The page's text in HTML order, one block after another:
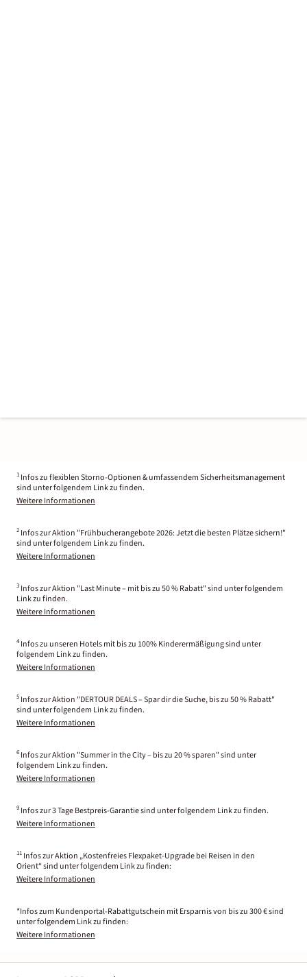
1 Infos zu flexiblen Storno-Optionen & umfassendem Sicherheitsmanagement
sind unter folgendem Link zu finden.
Weitere Informationen
2 Infos zur Aktion "Frühbucherangebote 2026: Jetzt die besten Plätze sichern!"
sind unter folgendem Link zu finden.
Weitere Informationen
3 Infos zur Aktion "Last Minute – mit bis zu 50 % Rabatt" sind unter folgendem
Link zu finden.
Weitere Informationen
4 Infos zu unseren Hotels mit bis zu 100% Kinderermäßigung sind unter
folgendem Link zu finden.
Weitere Informationen
5 Infos zur Aktion "DERTOUR DEALS – Spar dir die Suche, bis zu 50 % Rabatt"
sind unter folgendem Link zu finden.
Weitere Informationen
6 Infos zur Aktion "Summer in the City – bis zu 20 % sparen" sind unter
folgendem Link zu finden.
Weitere Informationen
9 Infos zur 3 Tage Bestpreis-Garantie sind unter folgendem Link zu finden.
Weitere Informationen
11 Infos zur Aktion „Kostenfreies Flexpaket-Upgrade bei Reisen in den
Orient“ sind unter folgendem Link zu finden:
Weitere Informationen
*Infos zum Kundenportal-Rabattgutschein mit Ersparnis von bis zu 300 € sind
unter folgendem Link zu finden:
Weitere Informationen